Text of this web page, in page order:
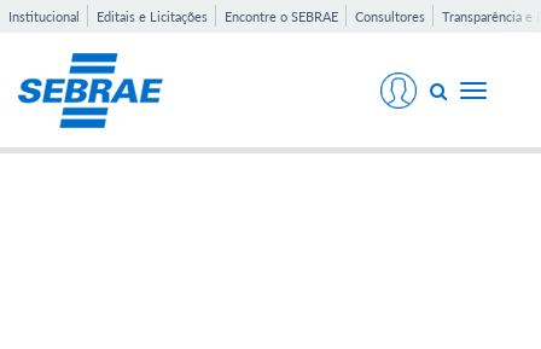
Institucional Editais e Licitações Encontre o SEBRAE Consultores Transparência e
Toggle